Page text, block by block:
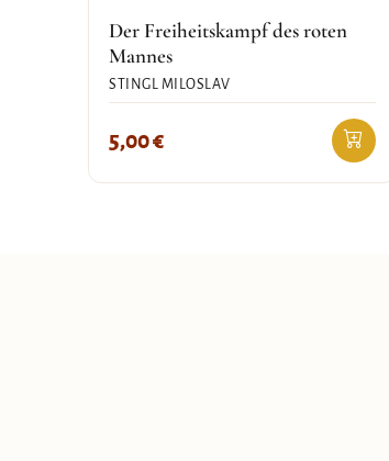
Der Freiheitskampf des roten
Mannes
STINGL MILOSLAV
5,00€